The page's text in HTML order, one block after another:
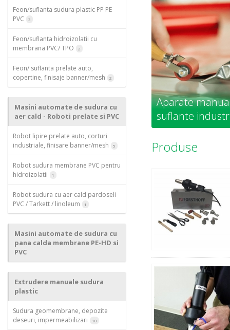
Feon/suflanta sudura plastic PP PE
PVC
3
Feon/suflanta hidroizolatii cu
membrana PVC/ TPO
2
Feon/ suflanta prelate auto,
copertine, finisaje banner/mesh
2
Masini automate de sudura cu
aer cald - Roboti prelate si PVC
Robot lipire prelate auto, corturi
industriale, finisare banner/mesh
5
Robot sudura membrane PVC pentru
hidroizolatii
1
Robot sudura cu aer cald pardoseli
PVC / Tarkett / linoleum
1
Masini automate de sudura cu
pana calda membrane PE-HD si
PVC
Extrudere manuale sudura
plastic
Sudura geomembrane, depozite
deseuri, impermeabilizari
10
Aparate
suflante
Produse